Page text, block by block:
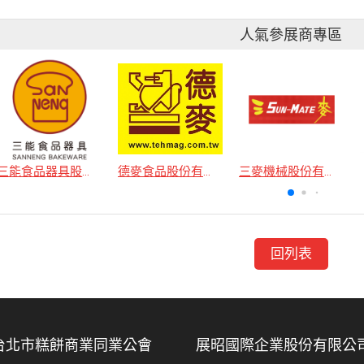
人氣參展商專區
三能食品器具股份有限公司 德麥食品股份有限公司 三麥機械股份有限公司
回列表
北市糕餅商業同業公會 展昭國際企業股份有限公